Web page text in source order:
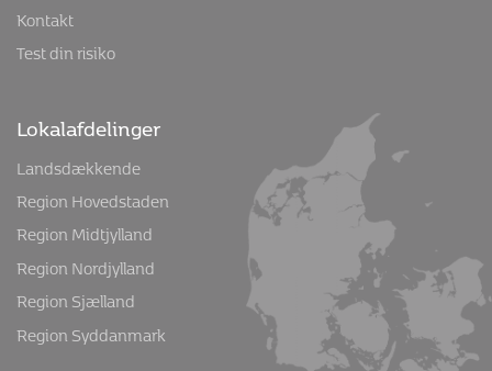
Kontakt
Test din risiko
Lokalafdelinger
Landsdækkende
Region Hovedstaden
Region Midtjylland
Region Nordjylland
Region Sjælland
Region Syddanmark